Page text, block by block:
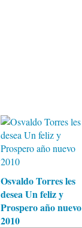
Osvaldo Torres les
desea Un feliz y
Prospero año nuevo
2010